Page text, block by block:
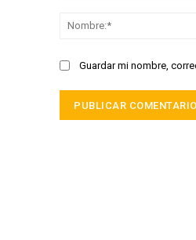
Guardar mi nombre,